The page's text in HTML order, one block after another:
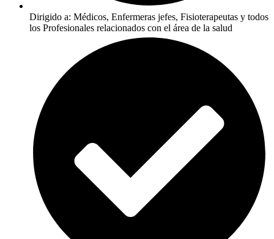
Dirigido a: Médicos, Enfermeras jefes, Fisioterapeutas y todos
los Profesionales relacionados con el área de la salud